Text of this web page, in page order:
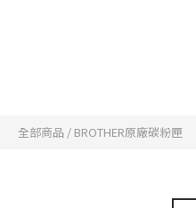
全部商品 / BROTHER原廠碳粉匣